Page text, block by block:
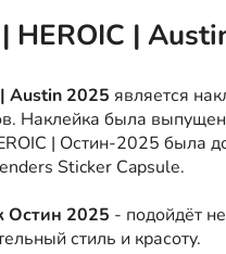
HEROIC |
Austin 2025 является
Наклейка была
| Остин-2025 была
Sticker Capsule.
Остин 2025 - подойдёт
стиль и красоту.